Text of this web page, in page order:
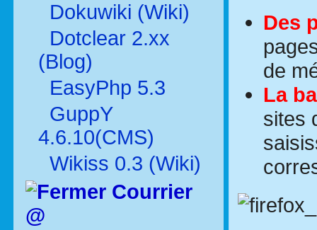
Dokuwiki (Wiki)
Dotclear 2.xx
(Blog)
EasyPhp 5.3
GuppY
4.6.10(CMS)
Wikiss 0.3 (Wiki)
Courrier
@
Des
de
La
sites